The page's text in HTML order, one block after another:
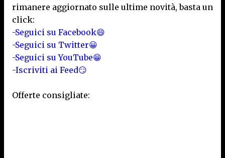
rimanere aggiornato sulle ultime novità, basta un
click:
-Seguici su Facebook😄
-Seguici su Twitter😀
-Seguici su YouTube😁
-Iscriviti ai Feed😏
Offerte consigliate: